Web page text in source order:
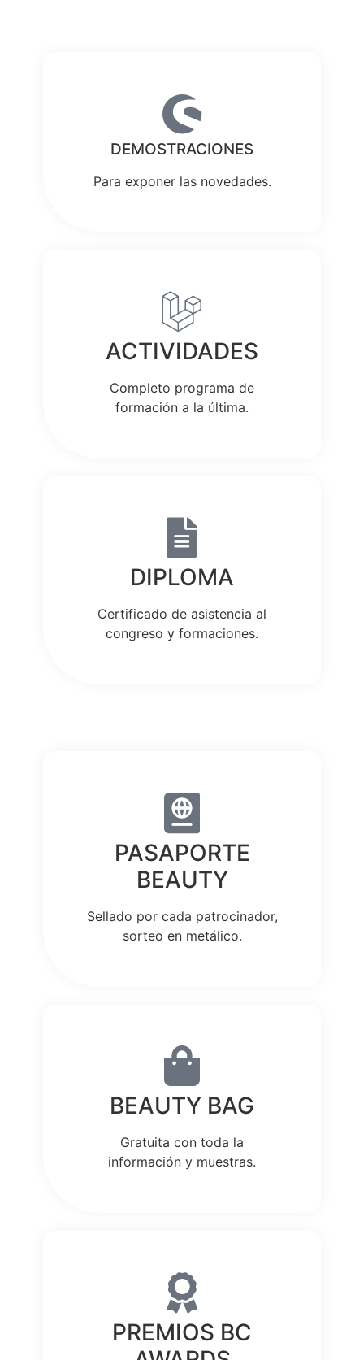
DEMOSTRACIONES
Para exponer las novedades.
ACTIVIDADES
Completo programa de
formación a la última.
DIPLOMA
Certificado de asistencia al
congreso y formaciones.
PASAPORTE
BEAUTY
Sellado por cada patrocinador,
sorteo en metálico.
BEAUTY BAG
Gratuita con toda la
información y muestras.
PREMIOS BC